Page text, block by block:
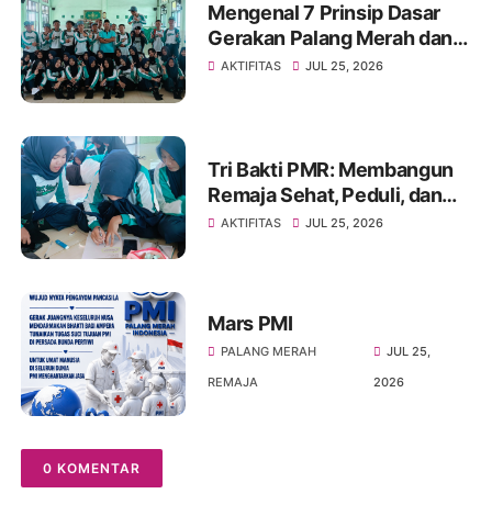
Mengenal 7 Prinsip Dasar
Gerakan Palang Merah dan
Bulan Sabit Merah
AKTIFITAS JUL 25, 2026
Tri Bakti PMR: Membangun
Remaja Sehat, Peduli, dan
Bersahabat
AKTIFITAS JUL 25, 2026
Mars PMI
PALANG MERAH
REMAJA
JUL 25,
2026
0 KOMENTAR